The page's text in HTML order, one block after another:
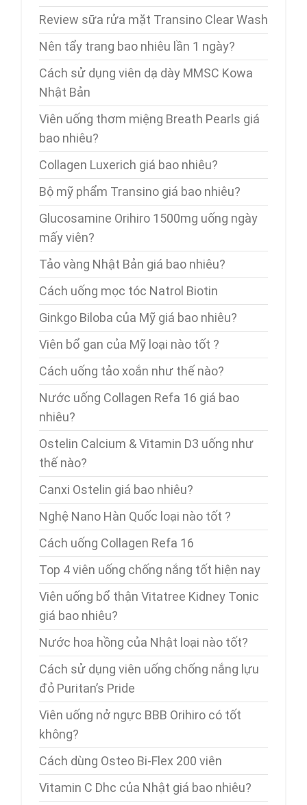
Review sữa rửa mặt Transino Clear Wash
Nên tẩy trang bao nhiêu lần 1 ngày?
Cách sử dụng viên dạ dày MMSC Kowa
Nhật Bản
Viên uống thơm miệng Breath Pearls giá
bao nhiêu?
Collagen Luxerich giá bao nhiêu?
Bộ mỹ phẩm Transino giá bao nhiêu?
Glucosamine Orihiro 1500mg uống ngày
mấy viên?
Tảo vàng Nhật Bản giá bao nhiêu?
Cách uống mọc tóc Natrol Biotin
Ginkgo Biloba của Mỹ giá bao nhiêu?
Viên bổ gan của Mỹ loại nào tốt ?
Cách uống tảo xoắn như thế nào?
Nước uống Collagen Refa 16 giá bao
nhiêu?
Ostelin Calcium & Vitamin D3 uống như
thế nào?
Canxi Ostelin giá bao nhiêu?
Nghệ Nano Hàn Quốc loại nào tốt ?
Cách uống Collagen Refa 16
Top 4 viên uống chống nắng tốt hiện nay
Viên uống bổ thận Vitatree Kidney Tonic
giá bao nhiêu?
Nước hoa hồng của Nhật loại nào tốt?
Cách sử dụng viên uống chống nắng lựu
đỏ Puritan’s Pride
Viên uống nở ngực BBB Orihiro có tốt
không?
Cách dùng Osteo Bi-Flex 200 viên
Vitamin C Dhc của Nhật giá bao nhiêu?